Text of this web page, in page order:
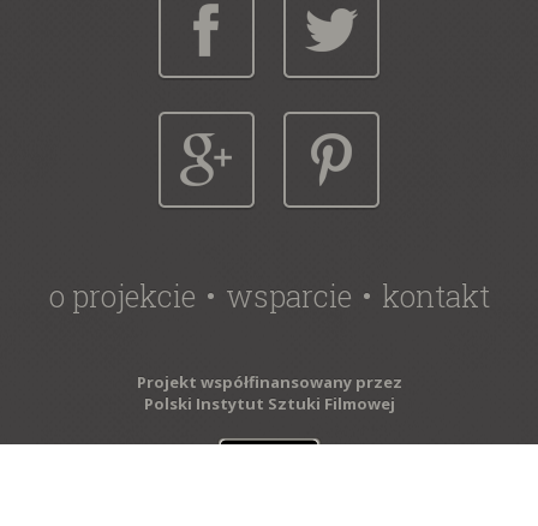
o projekcie wsparcie kontakt
Projekt współfinansowany przez